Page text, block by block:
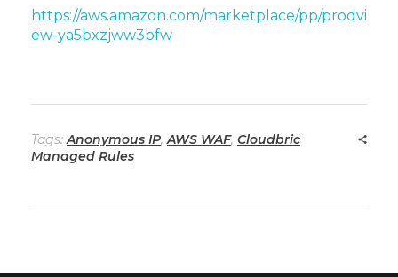
https://aws.amazon.com/marketplace/pp/prodvi
ew-ya5bxzjww3bfw
Tags:Anonymous IP,AWS WAF, Cloudbric
Managed Rules